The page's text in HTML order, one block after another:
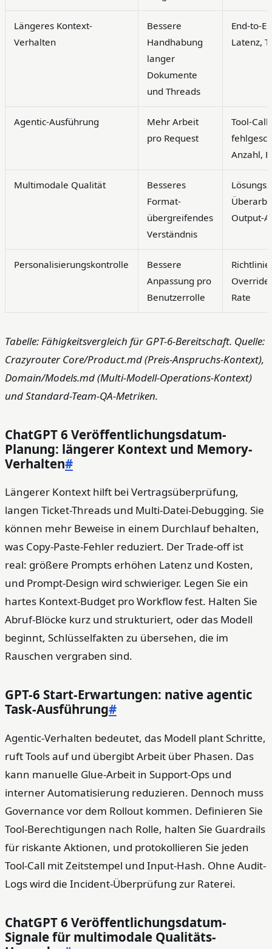
Längeres Kontext-
Verhalten
Bessere
Handhabung
langer
Dokumente
und Threads
End-to-
Latenz,
Agentic-Ausführung
Mehr Arbeit
pro Request
Tool-
Anzahl,
Multimodale Qualität
Besseres
Format-
übergreifendes
Verständnis
Output-
Personalisierungskontrolle
Bessere
Anpassung pro
Benutzerrolle
Rate
Tabelle: Fähigkeitsvergleich für GPT-6-Bereitschaft. Quelle:
Crazyrouter Core/Product.md (Preis-Anspruchs-Kontext),
Domain/Models.md (Multi-Modell-Operations-Kontext)
und Standard-Team-QA-Metriken.
ChatGPT 6 Veröffentlichungsdatum-
Planung: längerer Kontext und Memory-
Verhalten#
Längerer Kontext hilft bei Vertragsüberprüfung,
langen Ticket-Threads und Multi-Datei-Debugging. Sie
können mehr Beweise in einem Durchlauf behalten,
was Copy-Paste-Fehler reduziert. Der Trade-off ist
real: größere Prompts erhöhen Latenz und Kosten,
und Prompt-Design wird schwieriger. Legen Sie ein
hartes Kontext-Budget pro Workflow fest. Halten Sie
Abruf-Blöcke kurz und strukturiert, oder das Modell
beginnt, Schlüsselfakten zu übersehen, die im
Rauschen vergraben sind.
GPT-6 Start-Erwartungen: native agentic
Task-Ausführung#
Agentic-Verhalten bedeutet, das Modell plant Schritte,
ruft Tools auf und übergibt Arbeit über Phasen. Das
kann manuelle Glue-Arbeit in Support-Ops und
interner Automatisierung reduzieren. Dennoch muss
Governance vor dem Rollout kommen. Definieren Sie
Tool-Berechtigungen nach Rolle, halten Sie Guardrails
für riskante Aktionen, und protokollieren Sie jeden
Tool-Call mit Zeitstempel und Input-Hash. Ohne Audit-
Logs wird die Incident-Überprüfung zur Raterei.
ChatGPT 6 Veröffentlichungsdatum-
Signale für multimodale Qualitäts-